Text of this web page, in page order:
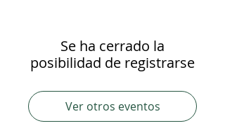
Se ha cerrado la
posibilidad de registrarse
Ver otros eventos